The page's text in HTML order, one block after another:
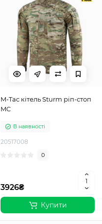
M-Tac кітель Sturm ріп-стоп
MC
В наявності
20517008
0
3926₴
Купити